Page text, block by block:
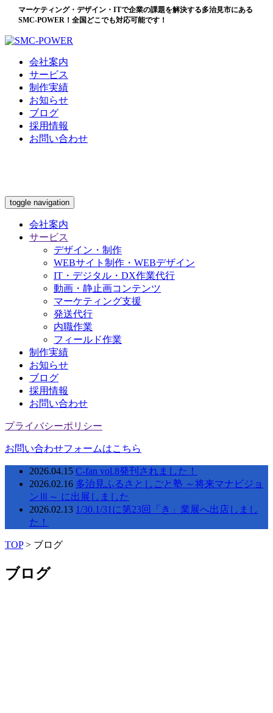
マーケティング・デザイン・ITで企業の課題を解決する多治見市にある
SMC-POWER！全国どこでも対応可能です！
会社案内
サービス
制作実績
お知らせ
ブログ
採用情報
お問い合わせ
toggle navigation
会社案内
サービス
デザイン・制作
WEBサイト制作・WEBデザイン
IT・デジタル・DX作業代行
動画・静止画コンテンツ
マーケティング支援
発送代行
内職作業
フィールド作業
制作実績
お知らせ
ブログ
採用情報
お問い合わせ
プライバシーポリシー
お問い合わせフォームはこちら
2026.04.15 C-fan vol.8発刊されました！
2026.02.16 多治見ふるさとしごと塾 ～将来マナビジョ
ンⅢ～ に出展しました
2026.02.13 1/30.1/31に第23回「き」業展へ出店しまし
た！
TOP> ブログ
ブログ